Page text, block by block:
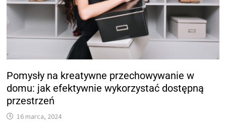
Pomysły na kreatywne przechowywanie w
domu: jak efektywnie wykorzystać dostępną
przestrzeń
16 marca, 2024